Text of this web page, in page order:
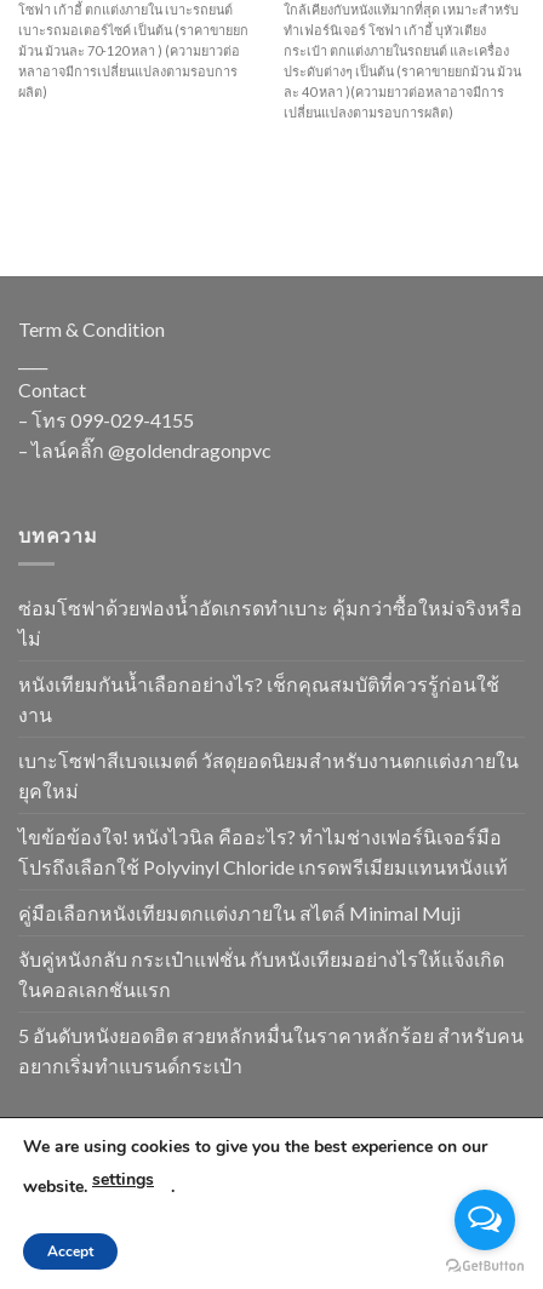
โซฟา เก้าอี้ ตกแต่งภายใน เบาะรถยนต์
เบาะรถมอเตอร์ไซค์ เป็นต้น (ราคาขายยก
ม้วน ม้วนละ 70-120 หลา ) (ความยาวต่อ
หลาอาจมีการเปลี่ยนแปลงตามรอบการ
ผลิต)
ใกล้เคียงกับหนังแท้มากที่สุด เหมาะสำหรับ
ทำเฟอร์นิเจอร์ โซฟา เก้าอี้ บุหัวเตียง
กระเป๋า ตกแต่งภายในรถยนต์ และเครื่อง
ประดับต่างๆ เป็นต้น (ราคาขายยกม้วน ม้วน
ละ 40 หลา )(ความยาวต่อหลาอาจมีการ
เปลี่ยนแปลงตามรอบการผลิต)
Term & Condition
Contact
– โทร 099-029-4155
– ไลน์คลิ๊ก @goldendragonpvc
บทความ
ซ่อมโซฟาด้วยฟองน้ำอัดเกรดทำเบาะ คุ้มกว่าซื้อใหม่จริงหรือ
ไม่
หนังเทียมกันน้ำเลือกอย่างไร? เช็กคุณสมบัติที่ควรรู้ก่อนใช้
งาน
เบาะโซฟาสีเบจแมตต์ วัสดุยอดนิยมสำหรับงานตกแต่งภายใน
ยุคใหม่
ไขข้อข้องใจ! หนังไวนิล คืออะไร? ทำไมช่างเฟอร์นิเจอร์มือ
โปรถึงเลือกใช้ Polyvinyl Chloride เกรดพรีเมียมแทนหนังแท้
คู่มือเลือกหนังเทียมตกแต่งภายใน สไตล์ Minimal Muji
จับคู่หนังกลับ กระเป๋าแฟชั่น กับหนังเทียมอย่างไรให้แจ้งเกิด
ในคอลเลกชันแรก
5 อันดับหนังยอดฮิต สวยหลักหมื่นในราคาหลักร้อย สำหรับคน
อยากเริ่มทำแบรนด์กระเป๋า
Copyright 2026 ©www.goldendragonpvc.com . All condition is
subject to Goldendragonpvc policy, reserves the right to
We are using cookies to give you the best experience on our
website. settings .
Accept